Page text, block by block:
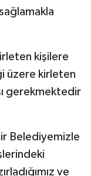
kişilere
üzere kirleten
gerekmektedir
Belediyemizle
ve